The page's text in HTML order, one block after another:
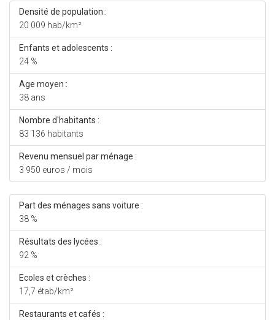
Densité de population :
20 009 hab/km²
Enfants et adolescents :
24 %
Age moyen :
38 ans
Nombre d'habitants :
83 136 habitants
Revenu mensuel par ménage :
3 950 euros / mois
Part des ménages sans voiture :
38 %
Résultats des lycées :
92 %
Ecoles et crèches :
17,7 étab/km²
Restaurants et cafés :